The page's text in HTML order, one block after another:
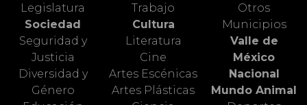
Legislatura
Sociedad
Seguridad y
Justicia
Diversidad y
Género
Trabajo
Cultura
Literatura
Cine
Artes Escénicas
Artes Plásticas
Otros
Municipios
Valle de
México
Nacional
Mundo Animal